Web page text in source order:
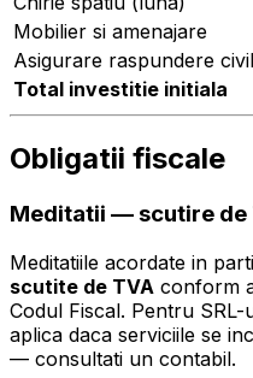
Mobilier si amenajare
Asigurare raspundere
Total investitie initiala
Obligatii fiscale
Meditatii — scutire de
Meditatiile acordate in
scutite de TVA conform
Codul Fiscal. Pentru
aplica daca serviciile se
— consultati un contabil.